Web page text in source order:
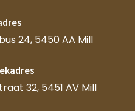
24, 5450 AA Mill
32, 5451 AV Mill